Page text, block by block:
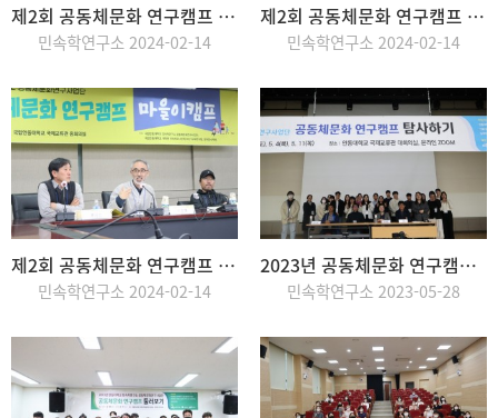
제2회 공동체문화 연구캠프 : 학술캠프
민속학연구소 2024-02-14
제2회 공동체문화 연구캠프 : 이바구캠프
민속학연구소 2024-02-14
제2회 공동체문화 연구캠프 : 마을이캠프
민속학연구소 2024-02-14
2023년 공동체문화 연구캠프 : 탐사하기
민속학연구소 2023-05-28